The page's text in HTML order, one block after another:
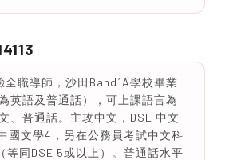
全職導師，沙田Band1A學校畢業
英語及普通話），可上課語言為
、普通話。主攻中文，DSE 中文
國文學4，另在公務員考試中文科
等同DSE 5或以上）。普通話水平